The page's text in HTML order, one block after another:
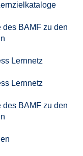
BAMF zu den
Lernnetz
Lernnetz
BAMF zu den